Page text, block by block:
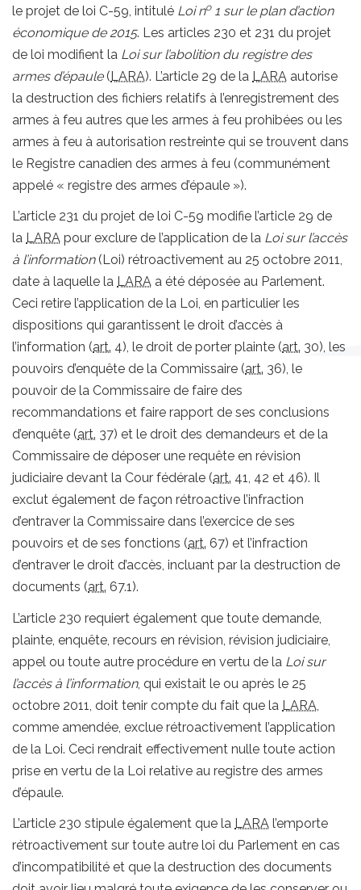
le projet de loi C-59, intitulé Loi no1 sur le plan d’action
économique de 2015. Les articles 230 et 231 du projet
de loi modifient la Loi sur l’abolition du registre des
armes d’épaule(LARA). L’article 29 de la LARA autorise
la destruction des fichiers relatifs à l’enregistrement des
armes à feu autres que les armes à feu prohibées ou les
armes à feu à autorisation restreinte qui se trouvent dans
le Registre canadien des armes à feu (communément
appelé « registre des armes d’épaule »).
L’article 231 du projet de loi C-59 modifie l’article 29 de
la LARA pour exclure de l’application de la Loi sur l’accès
à l’information(Loi) rétroactivement au 25 octobre 2011,
date à laquelle la LARA a été déposée au Parlement.
Ceci retire l’application de la Loi, en particulier les
dispositions qui garantissent le droit d’accès à
l’information (art. 4), le droit de porter plainte (art. 30), les
pouvoirs d’enquête de la Commissaire (art. 36), le
pouvoir de la Commissaire de faire des
recommandations et faire rapport de ses conclusions
d’enquête (art. 37) et le droit des demandeurs et de la
Commissaire de déposer une requête en révision
judiciaire devant la Cour fédérale (art. 41, 42 et 46). Il
exclut également de façon rétroactive l’infraction
d’entraver la Commissaire dans l’exercice de ses
pouvoirs et de ses fonctions (art. 67) et l’infraction
d’entraver le droit d’accès, incluant par la destruction de
documents (art. 67.1).
L’article 230 requiert également que toute demande,
plainte, enquête, recours en révision, révision judiciaire,
appel ou toute autre procédure en vertu de la Loi sur
l’accès à l’information, qui existait le ou après le 25
octobre 2011, doit tenir compte du fait que la LARA
comme amendée, exclue rétroactivement l’application
de la Loi. Ceci rendrait effectivement nulle toute action
prise en vertu de la Loi relative au registre des armes
d’épaule.
L’article 230 stipule également que la LARA l’emporte
rétroactivement sur toute autre loi du Parlement en cas
d’incompatibilité et que la destruction des documents